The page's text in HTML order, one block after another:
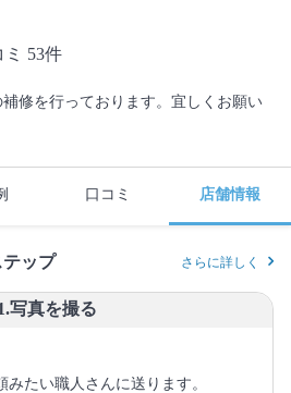
ミ 53件
修を行っております。宜しくお願い
口コミ 店舗情報
ップ さらに詳しく
写真を撮る
みたい職人さんに送ります。